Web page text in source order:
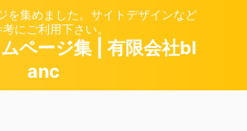
を集めました。サイトデザインなど
にご利用下さい。
ページ集 | 有限会社bl
anc